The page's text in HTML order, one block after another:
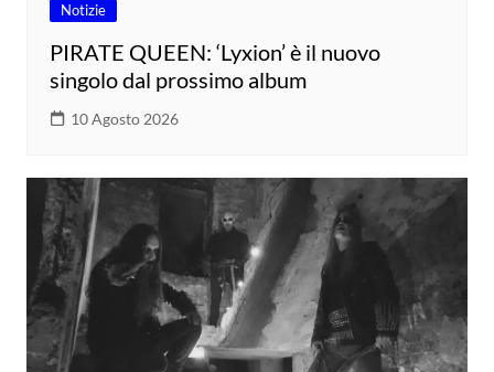
Notizie
PIRATE QUEEN: ‘Lyxion’ è il nuovo
singolo dal prossimo album
10 Agosto 2026